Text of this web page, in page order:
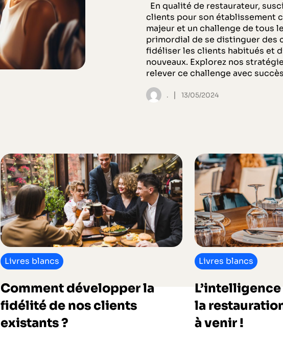
En qualité de restaurateur,
clients pour son établissement
majeur et un challenge de tous
primordial de se distinguer des
fidéliser les clients habitués et
nouveaux. Explorez nos
relever ce challenge avec
. | 13/05/2024
Livres blancs
Comment développer la
fidélité de nos clients
existants ?
Livres blancs
la
à venir !